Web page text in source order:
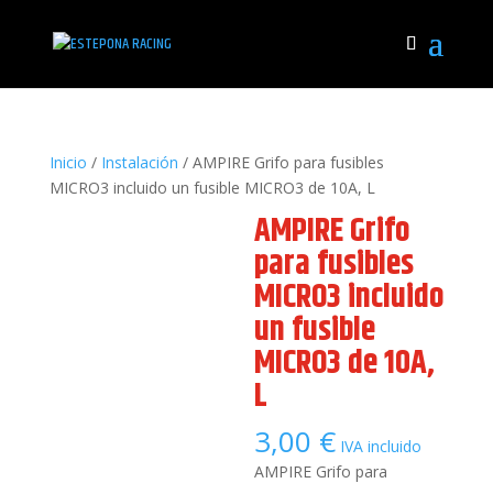
Inicio / Instalación / AMPIRE Grifo para fusibles
MICRO3 incluido un fusible MICRO3 de 10A, L
AMPIRE Grifo
para fusibles
MICRO3 incluido
un fusible
MICRO3 de 10A,
L
3,00 € IVA incluido
AMPIRE Grifo para